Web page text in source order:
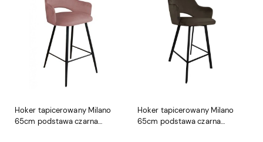
Hoker tapicerowany Milano
65cm podstawa czarna
Hoker tapicerowany Milano
65cm podstawa czarna